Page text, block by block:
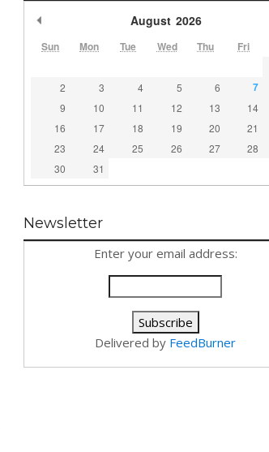
August 2026
Sun Mon Tue Wed Thu Fri
2
3 4 5 6 7
9
10 11 12 13 14
16
17 18 19 20 21
23
24 25 26 27 28
30
31
Newsletter
Enter your email address:
Delivered by FeedBurner